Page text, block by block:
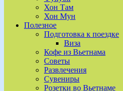
Хон Там
Хон Мун
Полезное
Подготовка к поездке
Виза
Кофе из Вьетнама
Советы
Развлечения
Сувениры
Розетки во Вьетнаме